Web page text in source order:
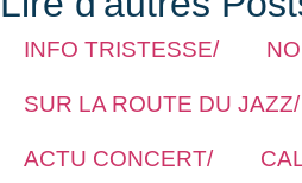
INFO TRISTESSE/
SUR LA ROUTE DU JAZZ/
ACTU CONCERT/